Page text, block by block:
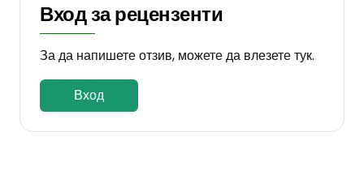
Вход за рецензенти
За да напишете отзив, можете да влезете тук.
Вход